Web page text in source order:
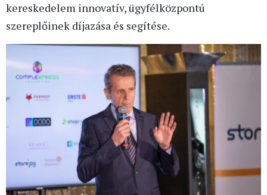
kereskedelem innovatív, ügyfélközpontú
szereplőinek díjazása és segítése.